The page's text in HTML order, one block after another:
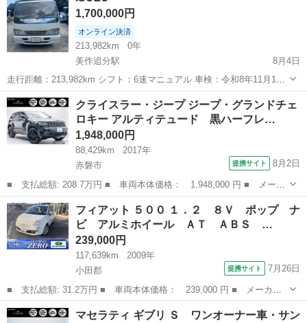
ない方であろうと思われる方は問...
1,700,000円
オンライン決済
213,982km
0年
美作追分駅
8月4日
走行距離：213,982km シフト：6速マニュアル 車検：令和8年11月13
日まで有効 ナンバー：岡山 車体色：ホワイト 積載量：2トン エアコ
ン：動作良好 現状販売です。事故歴はありません。 内外装ともに綺麗
な状態で...
岡山 苫田郡 美作追分駅 その他
クライスラー・ジープ ジープ・グランドチェ
ロキー アルティテュード 黒ハーフレ…
1,948,000円
88,429km
2017年
赤磐市
提携サイト 8月2日
■ 支払総額: 208.7万円 ■ 車両本体価格： 1,948,000 円 ■ メーカ
ー名： クライスラー・ジープ ■ 車種名： ジープ・グランドチェ
ロキー ■ グレード名： アルティテュード 黒ハーフレザーシー
ト・前後ド...
岡山 赤磐市
フィアット ５００ １．２ ８Ｖ ポップ ナ
ビ アルミホイール ＡＴ ＡＢＳ …
239,000円
117,639km
2009年
小田郡
提携サイト 7月26日
■ 支払総額: 31.2万円 ■ 車両本体価格： 239,000 円 ■ メーカー
名： フィアット ■ 車種名： ５００ ■ グレード名： １．２
８Ｖ ポップ ナビ アルミホイール ＡＴ ＡＢＳ ＣＤ エアコ
岡山 小田郡
マセラティ ギブリ Ｓ ワンオーナー車・サン